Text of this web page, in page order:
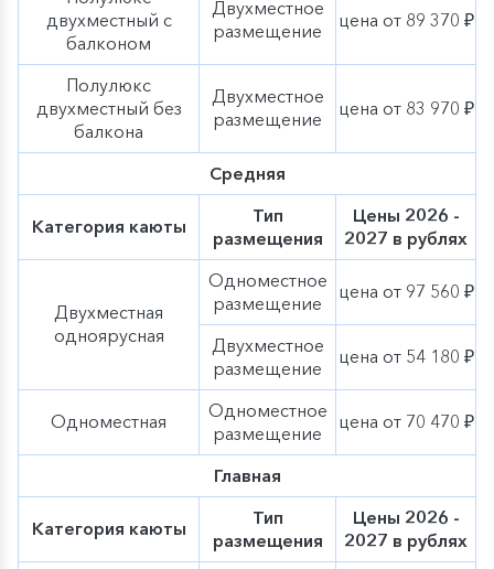
двухместный с
балконом
Двухместное
размещение
цена от 89 370 ₽
Полулюкс
двухместный без
балкона
Двухместное
размещение
цена от 83 970 ₽
Средняя
Категория каюты
Тип
размещения
Цены 2026 -
2027 в рублях
Двухместная
одноярусная
Одноместное
размещение
цена от 97 560 ₽
Двухместное
размещение
цена от 54 180 ₽
Одноместная
Одноместное
размещение
цена от 70 470 ₽
Главная
Категория каюты
Тип
размещения
Цены 2026 -
2027 в рублях